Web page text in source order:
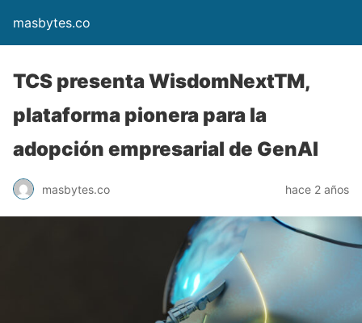
masbytes.co
TCS presenta WisdomNextTM,
plataforma pionera para la
adopción empresarial de GenAI
masbytes.co hace 2 años